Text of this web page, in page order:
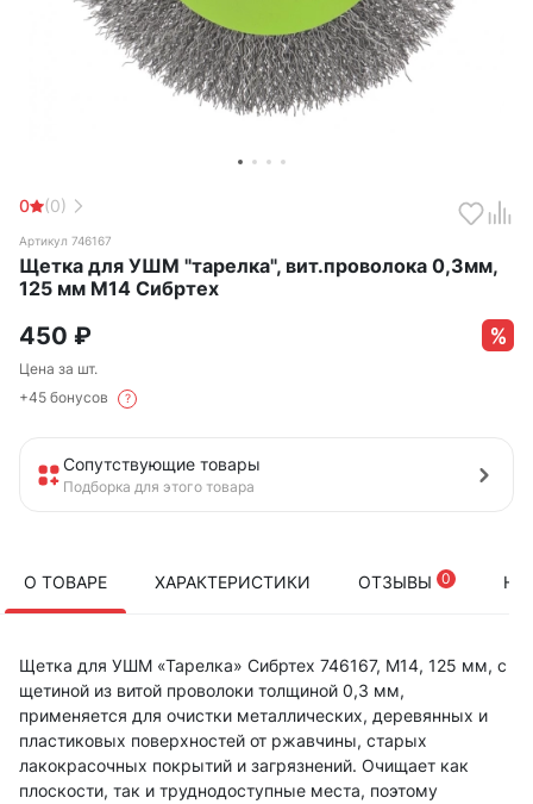
0 (0)
Артикул 746167
Щетка для УШМ "тарелка", вит.проволока 0,3мм,
125 мм М14 Сибртех
450 ₽
Цена за шт.
+45 бонусов
?
Сопутствующие товары
Подборка для этого товара
О ТОВАРЕ ХАРАКТЕРИСТИКИ ОТЗЫВЫ 0
Щетка для УШМ «Тарелка» Сибртех 746167, М14, 125 мм, с
щетиной из витой проволоки толщиной 0,3 мм,
применяется для очистки металлических, деревянных и
пластиковых поверхностей от ржавчины, старых
лакокрасочных покрытий и загрязнений. Очищает как
плоскости, так и труднодоступные места, поэтому